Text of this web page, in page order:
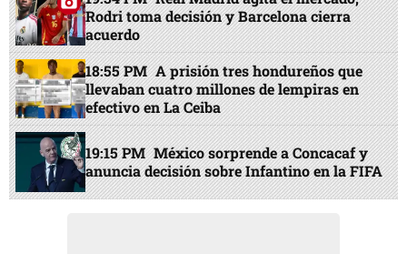
Rodri toma decisión y Barcelona cierra
acuerdo
18:55 PM A prisión tres hondureños que
llevaban cuatro millones de lempiras en
efectivo en La Ceiba
19:15 PM México sorprende a Concacaf y
anuncia decisión sobre Infantino en la FIFA